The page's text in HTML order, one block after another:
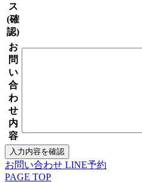
ス
(確
認)
お
問
い
合
わ
せ
内
容
お問い合わせ LINE予約
PAGE TOP